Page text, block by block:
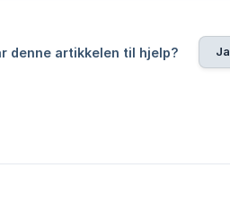
denne artikkelen til hjelp? Ja